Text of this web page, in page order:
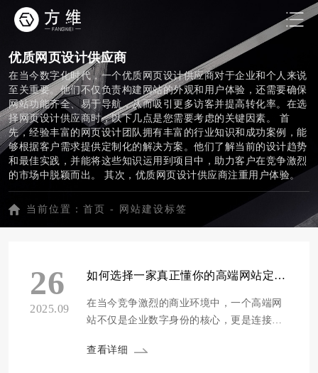
优质网页设计供应商
在当今数字化时代，一个优质网页设计供应商对于企业和个人来说
至关重要。他们不仅负责构建网站的外观和用户体验，还需要确保
网站功能齐全、易于导航，从而吸引更多访客并提高转化率。在选
择网页设计供应商时，以下几点是您需要考虑的关键因素。 首
先，经验丰富的网页设计团队拥有丰富的行业知识和成功案例，能
够根据客户需求提供定制化的解决方案。他们了解当前的设计趋势
和最佳实践，并能将这些知识运用到项目中，助力客户在竞争激烈
的市场中脱颖而出。 其次，优质网页设计供应商注重用户体验。
他们会深入研究目标受众，确保网站布局、色彩搭配、字体选择等
方面都能满足用户需求。此外，他们还会关注网站的响应速度和兼
容性，让用户在任何设备上都能获得良好的浏览体验。 再者，优
的开发效率和后期维护。 最后，优质网页设计供应商提供全方位
的售后服务。他们会在项目完成后持续关注网站的运行状况，及时
解决客户遇到的问题，并提供优化建议，助力客户不断提升网站性
能和用户体验。 总之，选择一家专业的网页设计供应商，将为您
点，确保找到最适合您的合作伙伴。携手优质网页设计供应商，共
当前位置： 首页 - 网站建设标签
26
2025.09
如何选择一家真正懂你的高端网站定制服务商？
在当今竞争激烈的商业环境中，一个高端网
站不仅是企业数字身份的核心，更是连接客
高端网站定制服务商，意味着超越技术层
查看详细